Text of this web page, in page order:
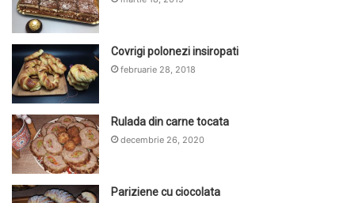
Covrigi polonezi insiropati
februarie 28, 2018
Rulada din carne tocata
decembrie 26, 2020
Pariziene cu ciocolata